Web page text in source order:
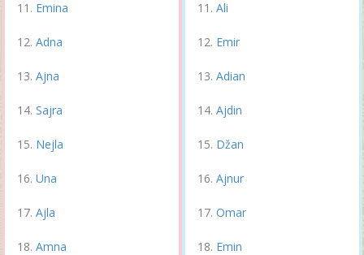
Emina
Adna
Ajna
Sajra
Nejla
Una
Ajla
Amna
Ali
Emir
Adian
Ajdin
Džan
Ajnur
Omar
Emin